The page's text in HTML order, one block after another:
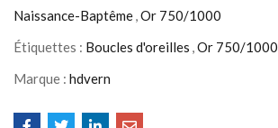
Naissance-Baptême,Or 750/1000
Étiquettes : Boucles d'oreilles ,Or 750/1000
Marque : hdvern